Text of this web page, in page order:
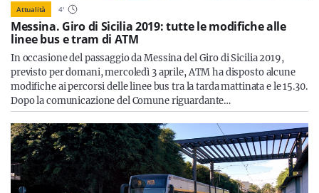
Attualità 4'
Messina. Giro di Sicilia 2019: tutte le modifiche alle
linee bus e tram di ATM
In occasione del passaggio da Messina del Giro di Sicilia 2019,
previsto per domani, mercoledì 3 aprile, ATM ha disposto alcune
modifiche ai percorsi delle linee bus tra la tarda mattinata e le 15.30.
Dopo la comunicazione del Comune riguardante…